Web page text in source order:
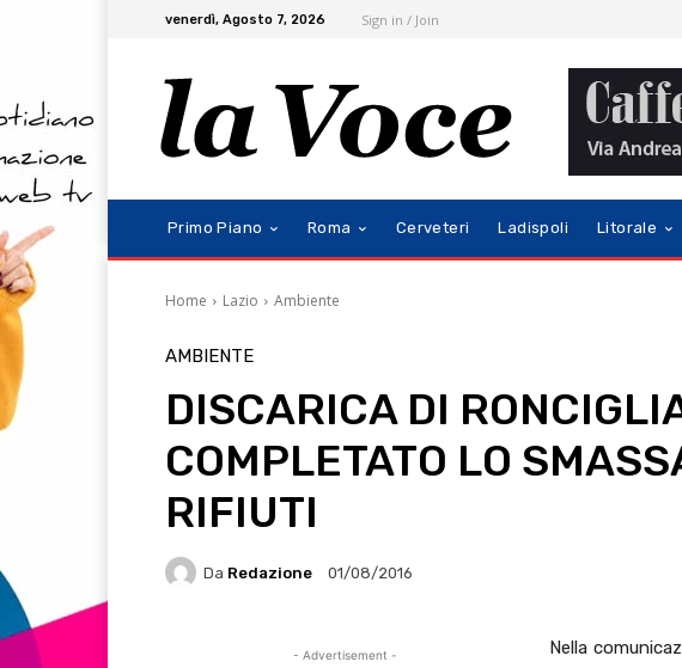
venerdì, Agosto 7, 2026 Sign in / Join
Primo Piano Roma Cerveteri Ladispoli Litorale
Home Lazio Ambiente
AMBIENTE
DISCARICA DI
COMPLETATO LO
RIFIUTI
Da Redazione 01/08/2016
- Advertisement -
Nella